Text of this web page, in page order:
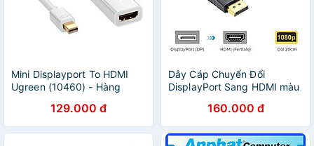
Mini Displayport To HDMI
Ugreen (10460) - Hàng
129.000 đ
Dây Cáp Chuyển Đổi
DisplayPort Sang HDMI màu
Hàng Nhập Khẩu - Giao Mẫu
Ngẫu Nhiên
160.000 đ